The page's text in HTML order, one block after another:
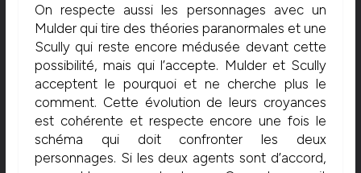
On respecte aussi les personnages avec un
Mulder qui tire des théories paranormales et une
Scully qui reste encore médusée devant cette
possibilité, mais qui l’accepte. Mulder et Scully
acceptent le pourquoi et ne cherche plus le
comment. Cette évolution de leurs croyances
est cohérente et respecte encore une fois le
schéma qui doit confronter les deux
personnages. Si les deux agents sont d’accord,